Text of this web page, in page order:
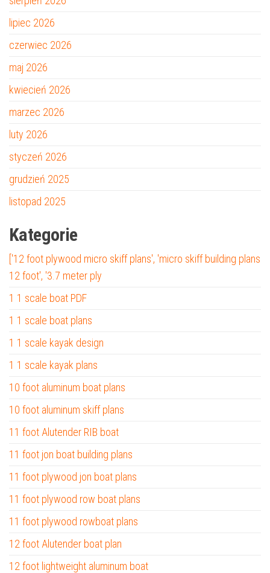
lipiec 2026
czerwiec 2026
maj 2026
kwiecień 2026
marzec 2026
luty 2026
styczeń 2026
grudzień 2025
listopad 2025
Kategorie
['12 foot plywood micro skiff plans', 'micro skiff building plans
12 foot', '3.7 meter ply
1 1 scale boat PDF
1 1 scale boat plans
1 1 scale kayak design
1 1 scale kayak plans
10 foot aluminum boat plans
10 foot aluminum skiff plans
11 foot Alutender RIB boat
11 foot jon boat building plans
11 foot plywood jon boat plans
11 foot plywood row boat plans
11 foot plywood rowboat plans
12 foot Alutender boat plan
12 foot lightweight aluminum boat